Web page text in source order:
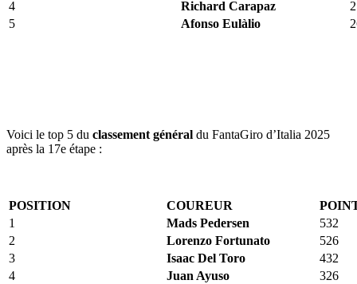
4 Richard Carapaz
5
Afonso Eulàlio
Voici le top 5 du classement général du FantaGiro d’Italia 2025
après la 17e étape :
POSITION COUREUR
1
Mads Pedersen
532
2
Lorenzo Fortunato
526
3
Isaac Del Toro
432
4
Juan Ayuso
326